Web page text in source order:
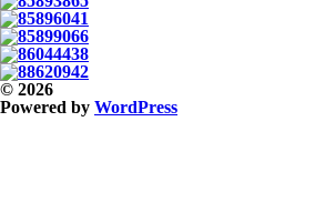
© 2026
Powered by WordPress